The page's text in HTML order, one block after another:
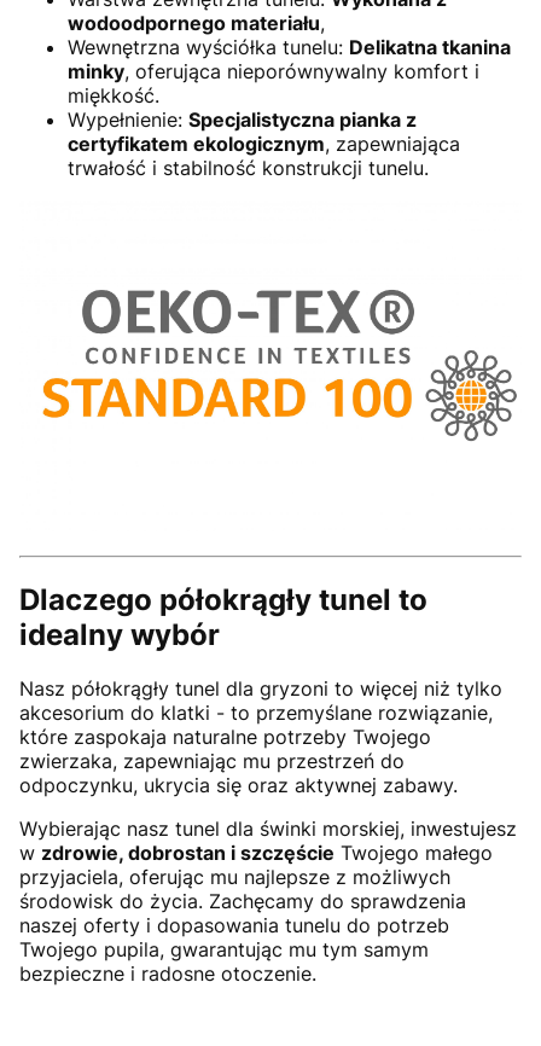
wodoodpornego materiału,
Wewnętrzna wyściółka tunelu: Delikatna tkanina
minky, oferująca nieporównywalny komfort i
miękkość.
Wypełnienie: Specjalistyczna pianka z
certyfikatem ekologicznym, zapewniająca
trwałość i stabilność konstrukcji tunelu.
Dlaczego półokrągły tunel to
idealny wybór
Nasz półokrągły tunel dla gryzoni to więcej niż tylko
akcesorium do klatki - to przemyślane rozwiązanie,
które zaspokaja naturalne potrzeby Twojego
zwierzaka, zapewniając mu przestrzeń do
odpoczynku, ukrycia się oraz aktywnej zabawy.
Wybierając nasz tunel dla świnki morskiej, inwestujesz
w zdrowie, dobrostan i szczęście Twojego małego
przyjaciela, oferując mu najlepsze z możliwych
środowisk do życia. Zachęcamy do sprawdzenia
naszej oferty i dopasowania tunelu do potrzeb
Twojego pupila, gwarantując mu tym samym
bezpieczne i radosne otoczenie.